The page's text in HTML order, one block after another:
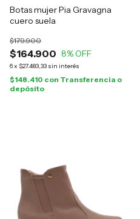
Botas mujer Pia Gravagna
cuero suela
$164.900
$179.900
8% OFF
6x $27.483,33 sin interés
$148.410 con Transferencia o
depósito